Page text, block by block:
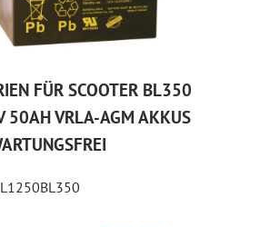
FÜR SCOOTER BL350
50AH VRLA-AGM AKKUS